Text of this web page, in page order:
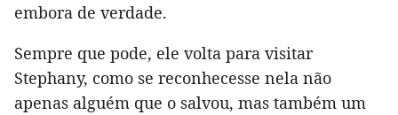
embora de verdade.
Sempre que pode, ele volta para visitar
Stephany, como se reconhecesse nela não
apenas alguém que o salvou, mas também um